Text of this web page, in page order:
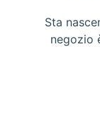
Sta
negozio